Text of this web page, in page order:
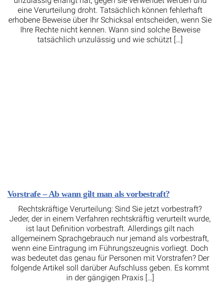
eine Verurteilung droht. Tatsächlich können fehlerhaft
erhobene Beweise über Ihr Schicksal entscheiden, wenn Sie
Ihre Rechte nicht kennen. Wann sind solche Beweise
tatsächlich unzulässig und wie schützt […]
Vorstrafe – Ab wann gilt man als vorbestraft?
Rechtskräftige Verurteilung: Sind Sie jetzt vorbestraft?
Jeder, der in einem Verfahren rechtskräftig verurteilt wurde,
ist laut Definition vorbestraft. Allerdings gilt nach
allgemeinem Sprachgebrauch nur jemand als vorbestraft,
wenn eine Eintragung im Führungszeugnis vorliegt. Doch
was bedeutet das genau für Personen mit Vorstrafen? Der
folgende Artikel soll darüber Aufschluss geben. Es kommt
in der gängigen Praxis […]